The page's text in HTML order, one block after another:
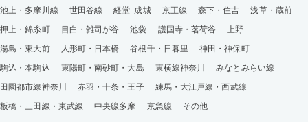
池上・多摩川線
世田谷線 経堂･成城 京王線 森下・住吉
浅草・蔵前
押上・錦糸町
目白・雑司が谷 池袋 護国寺・茗荷谷
上野
湯島・東大前
人形町・日本橋 谷根千・日暮里
神田・神保町
駒込・本駒込
東陽町・南砂町・大島 東横線神奈川
みなとみらい線
田園都市線神奈川
赤羽・十条・王子
練馬・大江戸線・西武線
板橋・三田線・東武線
中央線多摩 京急線 その他